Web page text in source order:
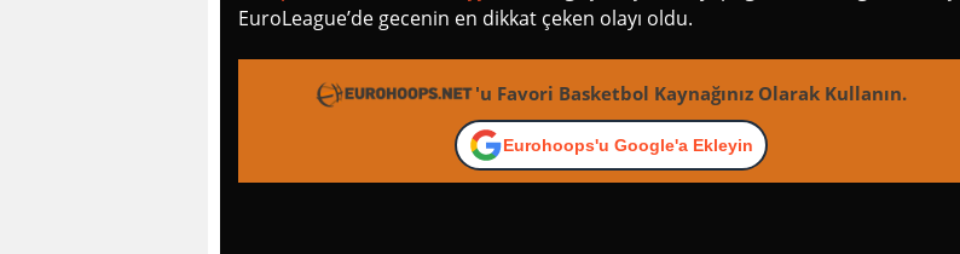
EuroLeague’de gecenin en dikkat çeken olayı oldu.
'u Favori Basketbol Kaynağınız Olarak Kullanın.
Eurohoops'u Google'a Ekleyin